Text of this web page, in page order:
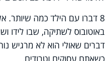
8 דברו עם הילד כמה שיותר.
באוטובוס לשתיקה, שבו לידו
דברים שאולי הוא לא מרגיש
כשאתם עסוקים וטרודים.